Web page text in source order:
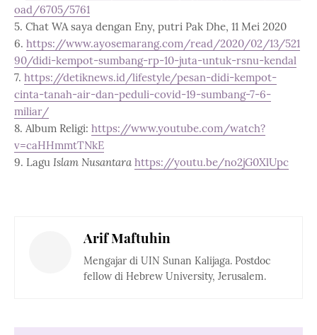
oad/6705/5761
5. Chat WA saya dengan Eny, putri Pak Dhe, 11 Mei 2020
6. https://www.ayosemarang.com/read/2020/02/13/521
90/didi-kempot-sumbang-rp-10-juta-untuk-rsnu-kendal
7. https://detiknews.id/lifestyle/pesan-didi-kempot-
cinta-tanah-air-dan-peduli-covid-19-sumbang-7-6-
miliar/
8. Album Religi: https://www.youtube.com/watch?
v=caHHmmtTNkE
9. Lagu Islam Nusantara https://youtu.be/no2jG0XlUpc
Arif Maftuhin
Mengajar di UIN Sunan Kalijaga. Postdoc
fellow di Hebrew University, Jerusalem.